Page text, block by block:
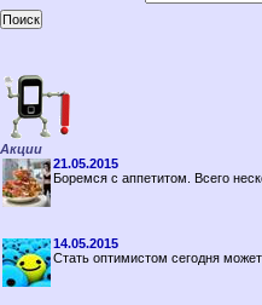
Акции
21.05.2015
Боремся с аппетитом. Всего
14.05.2015
Стать оптимистом сегодня